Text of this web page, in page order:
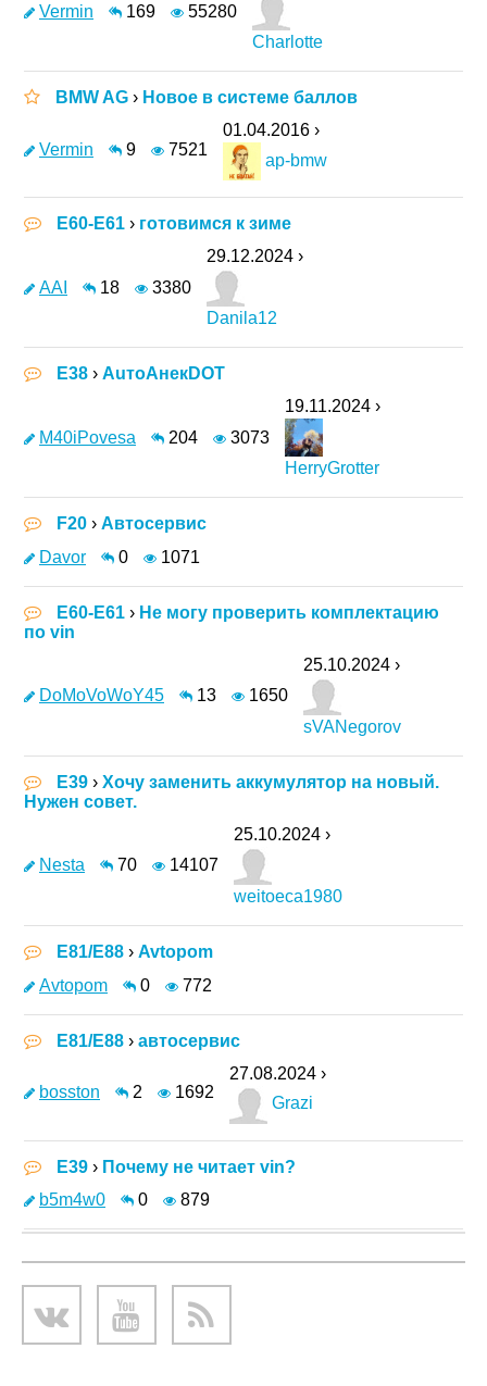
Vermin 169 55280
Charlotte
BMW AG › Новое в системе баллов
Vermin 9 7521
01.04.2016 ›
ap-bmw
E60-E61 › готовимся к зиме
AAI 18 3380
29.12.2024 ›
Danila12
E38 › АuтоАнекDOT
M40iPovesa 204 3073
19.11.2024 ›
HerryGrotter
F20 › Автосервис
Davor
0 1071
E60-E61 › Не могу проверить комплектацию
по vin
DoMoVoWoY45 13 1650
25.10.2024 ›
sVANegorov
E39 › Хочу заменить аккумулятор на новый.
Нужен совет.
Nesta 70 14107
25.10.2024 ›
weitoeca1980
E81/E88 › Avtopom
Avtopom
0 772
E81/E88 › автосервис
bosston 2 1692
27.08.2024 ›
Grazi
E39 › Почему не читает vin?
b5m4w0
0 879